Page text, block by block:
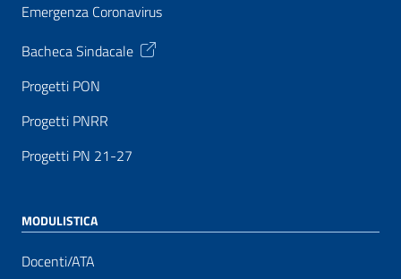
Emergenza Coronavirus
Bacheca Sindacale
Progetti PON
Progetti PNRR
Progetti PN 21-27
MODULISTICA
Docenti/ATA